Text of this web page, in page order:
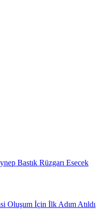
Bastık Rüzgarı Esecek
Oluşum İçin İlk Adım Atıldı